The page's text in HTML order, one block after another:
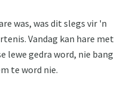
was, was dit slegs vir 'n
Vandag kan hare met
lewe gedra word, nie bang
te word nie.